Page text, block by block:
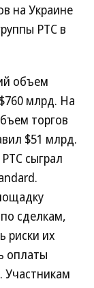
на Украине
РТС в
объем
млрд. На
торгов
$51 млрд.
сыграл
сделкам,
риски их
оплаты
Участникам